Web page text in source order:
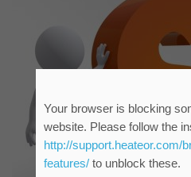
Your browser is blocking
website. Please follow the
http://support.heateor.com/
features/to unblock these.